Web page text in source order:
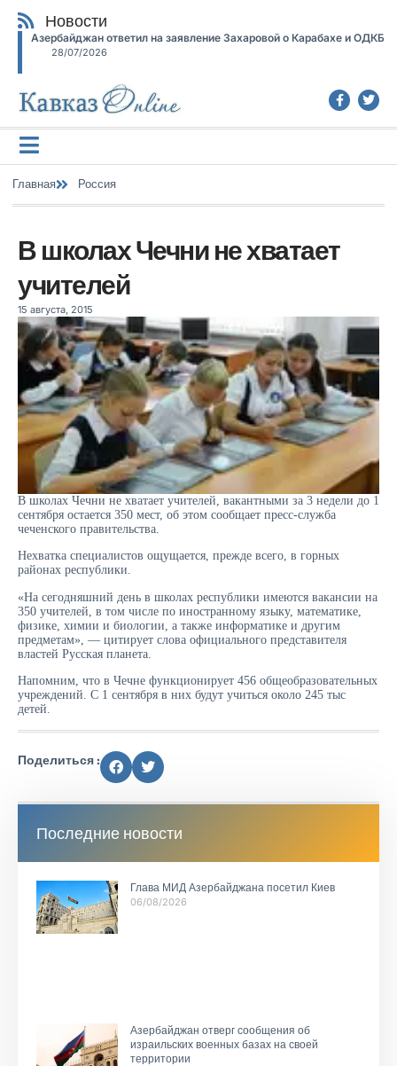
Новости
Азербайджан ответил на заявление Захаровой о Карабахе и ОДКБ
28/07/2026
Главная Россия
В школах Чечни не хватает
учителей
15 августа, 2015
В школах Чечни не хватает учителей, вакантными за 3 недели до 1
сентября остается 350 мест, об этом сообщает пресс-служба
чеченского правительства.
Нехватка специалистов ощущается, прежде всего, в горных
районах республики.
«На сегодняшний день в школах республики имеются вакансии на
350 учителей, в том числе по иностранному языку, математике,
физике, химии и биологии, а также информатике и другим
предметам», — цитирует слова официального представителя
властей Русская планета.
Напомним, что в Чечне функционирует 456 общеобразовательных
учреждений. С 1 сентября в них будут учиться около 245 тыс
детей.
Поделиться :
Последние новости
Глава МИД Азербайджана посетил Киев
06/08/2026
Азербайджан отверг сообщения об
израильских военных базах на своей
территории